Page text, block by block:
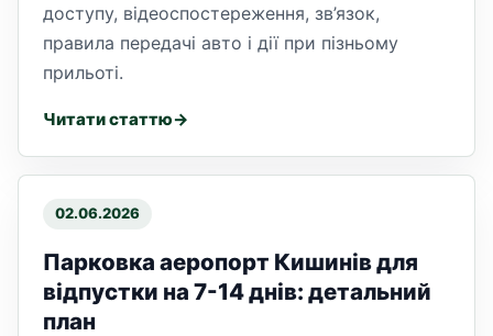
доступу, відеоспостереження, зв’язок,
правила передачі авто і дії при пізньому
прильоті.
Читати статтю
02.06.2026
Парковка аеропорт Кишинів для
відпустки на 7-14 днів: детальний
план